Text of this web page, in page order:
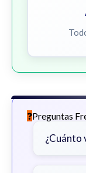
Preguntas
¿Cuánto